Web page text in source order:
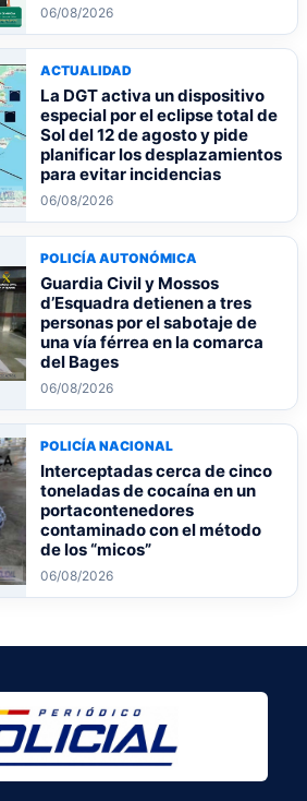
06/08/2026
ACTUALIDAD
La DGT activa un dispositivo
especial por el eclipse total de
Sol del 12 de agosto y pide
planificar los desplazamientos
para evitar incidencias
06/08/2026
POLICÍA AUTONÓMICA
Guardia Civil y Mossos
d’Esquadra detienen a tres
personas por el sabotaje de
una vía férrea en la comarca
del Bages
06/08/2026
POLICÍA NACIONAL
Interceptadas cerca de cinco
toneladas de cocaína en un
portacontenedores
contaminado con el método
de los “micos”
06/08/2026